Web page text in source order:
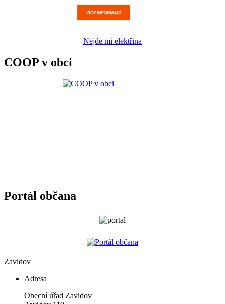
Nejde mi elektřina
COOP v obci
Portál občana
Zavidov
Adresa
Obecní úřad Zavidov